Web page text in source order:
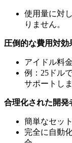
使用量に対
りません。
圧倒的な費用対効
アイドル料
例：25ドル
サポートしま
合理化された開発
簡単なセッ
完全に自動